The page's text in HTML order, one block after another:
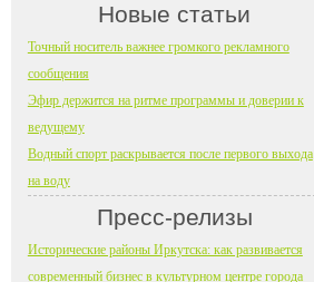
Новые статьи
Точный носитель важнее громкого рекламного
сообщения
Эфир держится на ритме программы и доверии к
ведущему
Водный спорт раскрывается после первого выхода
на воду
Пресс-релизы
Исторические районы Иркутска: как развивается
современный бизнес в культурном центре города